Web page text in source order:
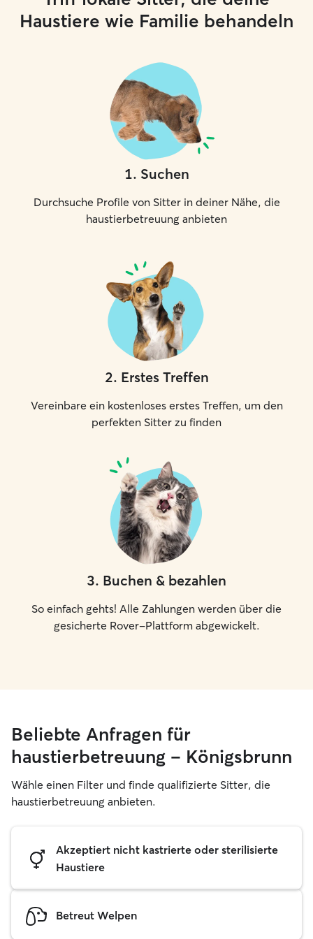
möchte – auch
Dabei passe ich
aufmerksam
Haustiere wie Familie behandeln
1. Suchen
Durchsuche Profile von Sitter in deiner Nähe, die
haustierbetreuung anbieten
2. Erstes Treffen
Vereinbare ein kostenloses erstes Treffen, um den
perfekten Sitter zu finden
3. Buchen & bezahlen
So einfach gehts! Alle Zahlungen werden über die
gesicherte Rover-Plattform abgewickelt.
Beliebte Anfragen für
haustierbetreuung – Königsbrunn
Wähle einen Filter und finde qualifizierte Sitter, die
haustierbetreuung anbieten.
Akzeptiert nicht kastrierte oder sterilisierte
Haustiere
Betreut Welpen